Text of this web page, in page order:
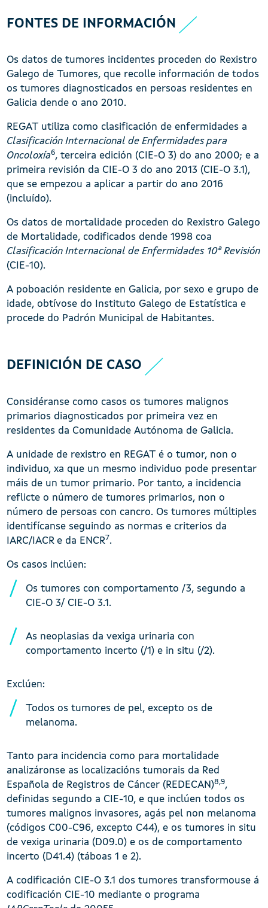
FONTES DE INFORMACIÓN
Os datos de tumores incidentes proceden do Rexistro
Galego de Tumores, que recolle información de todos
os tumores diagnosticados en persoas residentes en
Galicia dende o ano 2010.
REGAT utiliza como clasificación de enfermidades a
Clasificación Internacional de Enfermidades para
Oncoloxía6, terceira edición (CIE-O 3) do ano 2000; e a
primeira revisión da CIE-O 3 do ano 2013 (CIE-O 3.1),
que se empezou a aplicar a partir do ano 2016
(incluído).
Os datos de mortalidade proceden do Rexistro Galego
de Mortalidade, codificados dende 1998 coa
Clasificación Internacional de Enfermidades 10ª Revisión
(CIE-10).
A poboación residente en Galicia, por sexo e grupo de
idade, obtívose do Instituto Galego de Estatística e
procede do Padrón Municipal de Habitantes.
DEFINICIÓN DE CASO
Considéranse como casos os tumores malignos
primarios diagnosticados por primeira vez en
residentes da Comunidade Autónoma de Galicia.
A unidade de rexistro en REGAT é o tumor, non o
individuo, xa que un mesmo individuo pode presentar
máis de un tumor primario. Por tanto, a incidencia
reflicte o número de tumores primarios, non o
número de persoas con cancro. Os tumores múltiples
identifícanse seguindo as normas e criterios da
IARC/IACR e da ENCR7.
Os casos inclúen:
Os tumores con comportamento /3, segundo a
CIE-O 3/ CIE-O 3.1.
As neoplasias da vexiga urinaria con
comportamento incerto (/1) e in situ (/2).
Exclúen:
Todos os tumores de pel, excepto os de
melanoma.
Tanto para incidencia como para mortalidade
analizáronse as localizacións tumorais da Red
Española de Registros de Cáncer (REDECAN)8,9,
definidas segundo a CIE-10, e que inclúen todos os
tumores malignos invasores, agás pel non melanoma
(códigos C00-C96, excepto C44), e os tumores in situ
de vexiga urinaria (D09.0) e os de comportamento
incerto (D41.4) (táboas 1 e 2).
A codificación CIE-O 3.1 dos tumores transformouse á
codificación CIE-10 mediante o programa